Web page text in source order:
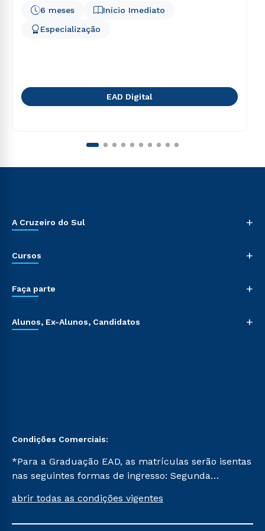
Início Imediato
6 meses
Especialização
EAD Digital
A Cruzeiro do Sul +
Cursos +
Faça parte +
Alunos, Ex-Alunos, Candidatos +
Condições Comerciais:
*Para a Graduação EAD, as matrículas serão isentas
nas seguintes formas de ingresso: Segunda
Já para as demais, a taxa de matrícula será de R$
abrir todas as condições vigentes